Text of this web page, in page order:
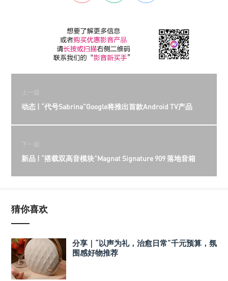
上一篇
动态 | “代号Sabrina”Google将推出首款Android TV产品
下一篇
新品 | “搭载双高音模块”Magnat Signature 909 落地音箱
猜你喜欢
分享｜“以声为礼，治愈日常”千元预算，氛
围感好物推荐